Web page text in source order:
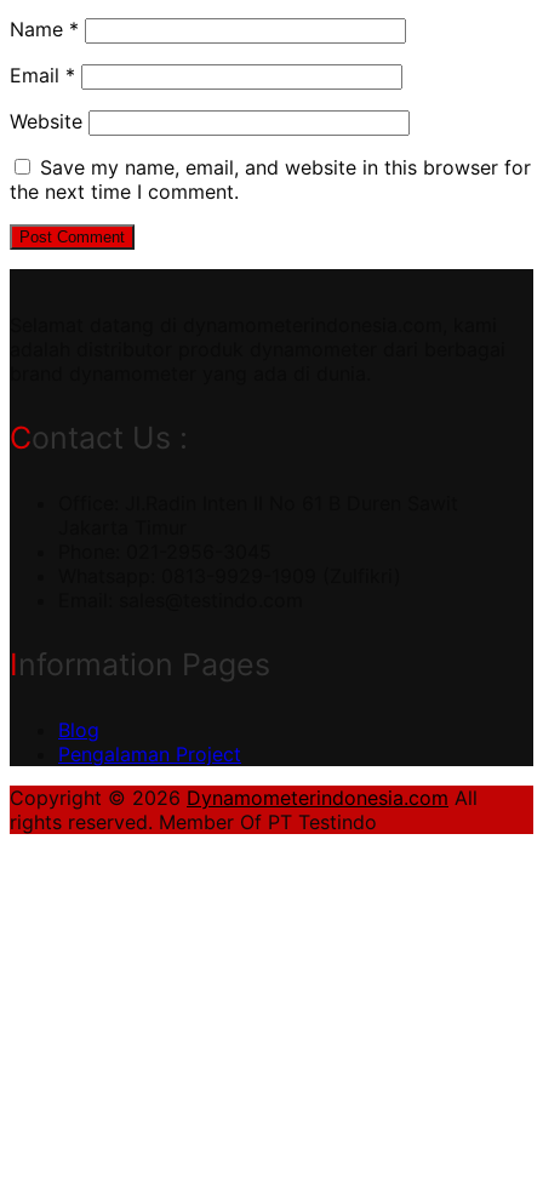
Name *
Email *
Website
Save my name, email, and website in this browser for
the next time I comment.
Contact Us :
Information Pages
Blog
Pengalaman Project
Copyright © 2026 Dynamometerindonesia.com All
rights reserved. Member Of PT Testindo